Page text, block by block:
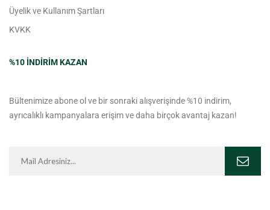
Üyelik ve Kullanım Şartları
KVKK
%10 INDIRIM KAZAN
Bültenimize abone ol ve bir sonraki alışverişinde %10 indirim,
ayrıcalıklı kampanyalara erişim ve daha birçok avantaj kazan!